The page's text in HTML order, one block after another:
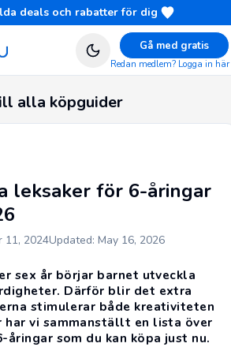
deals och rabatter för dig
Gå med gratis
Redan medlem? Logga in här
alla köpguider
leksaker för 6-åringar
11, 2024Updated: May 16, 2026
sex år börjar barnet utveckla
Därför blir det extra
stimulerar både kreativiteten
har vi sammanställt en lista över
åringar som du kan köpa just nu.